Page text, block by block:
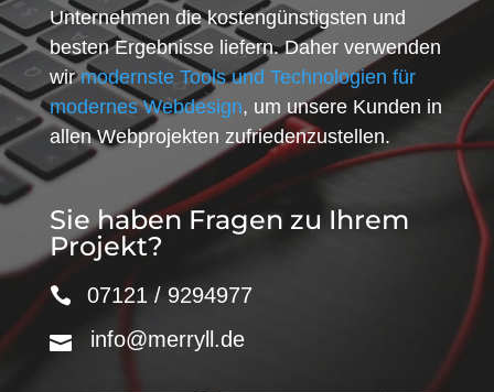
Unternehmen die kostengünstigsten und
besten Ergebnisse liefern. Daher verwenden
wirmodernste Tools und Technologien für
modernes Webdesign, um unsere Kunden in
allen Webprojekten zufriedenzustellen.
Sie haben Fragen zu Ihrem
Projekt?
07121 / 9294977
info@merryll.de